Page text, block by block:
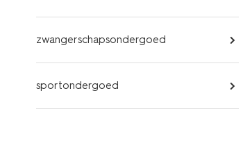
zwangerschapsondergoed
sportondergoed